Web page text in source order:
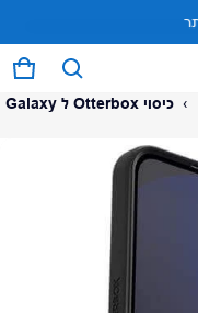
0 פריטים
)
›
כיסוי Otterbox ל Galaxy